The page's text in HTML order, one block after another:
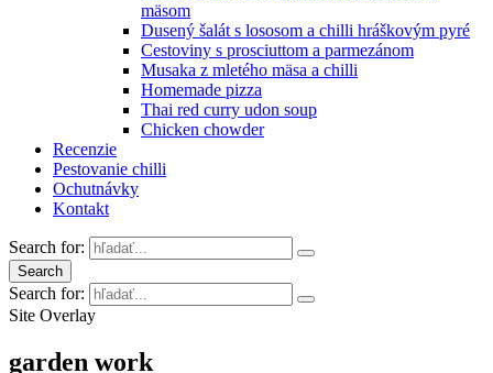
mäsom
Dusený šalát s lososom a chilli hráškovým pyré
Cestoviny s prosciuttom a parmezánom
Musaka z mletého mäsa a chilli
Homemade pizza
Thai red curry udon soup
Chicken chowder
Recenzie
Pestovanie chilli
Ochutnávky
Kontakt
Search for:
Search
Search for:
Site Overlay
garden work